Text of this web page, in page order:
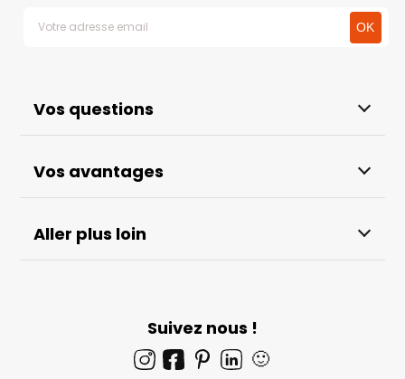
Vos questions
Vos avantages
Aller plus loin
Suivez nous !
🙂